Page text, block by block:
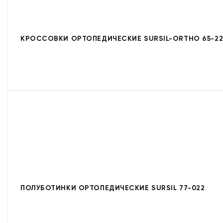
КРОССОВКИ ОРТОПЕДИЧЕСКИЕ SURSIL-ORTHO 65-
ПОЛУБОТИНКИ ОРТОПЕДИЧЕСКИЕ SURSIL 77-022